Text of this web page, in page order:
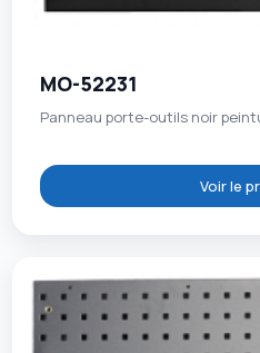
MO-52231
Panneau porte-outils noir
Voir le